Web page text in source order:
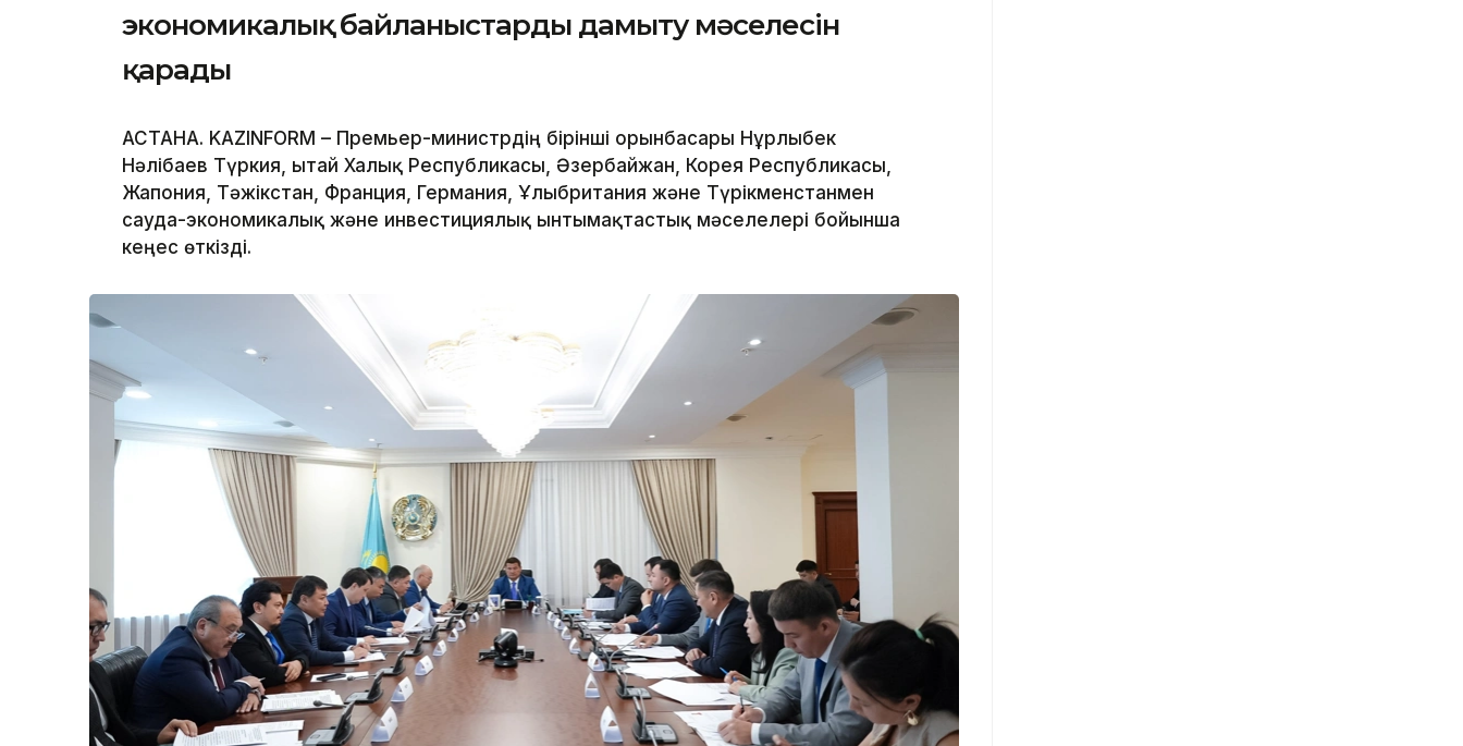
экономикалық байланыстарды дамыту мәселесін
қарады
АСТАНА. KAZINFORM – Премьер-министрдің бірінші орынбасары Нұрлыбек
Нәлібаев Түркия, Қытай Халық Республикасы, Әзербайжан, Корея Республикасы,
Жапония, Тәжікстан, Франция, Германия, Ұлыбритания және Түрікменстанмен
сауда-экономикалық және инвестициялық ынтымақтастық мәселелері бойынша
кеңес өткізді.